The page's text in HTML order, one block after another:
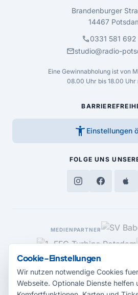
Brandenburger
14467
call0331 581
mailstudio@radio-
Eine Gewinnabholung ist von
08.00 Uhr bis 18.00 Uhr
accessibility_new Einstellungen
FOLGE UNS
MEDIENPARTNER
Cookie-Einstellungen
Wir nutzen notwendige Cookies
Webseite. Optionale Dienste helfen